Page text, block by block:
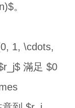
。
1, \cdots,
滿足 $0